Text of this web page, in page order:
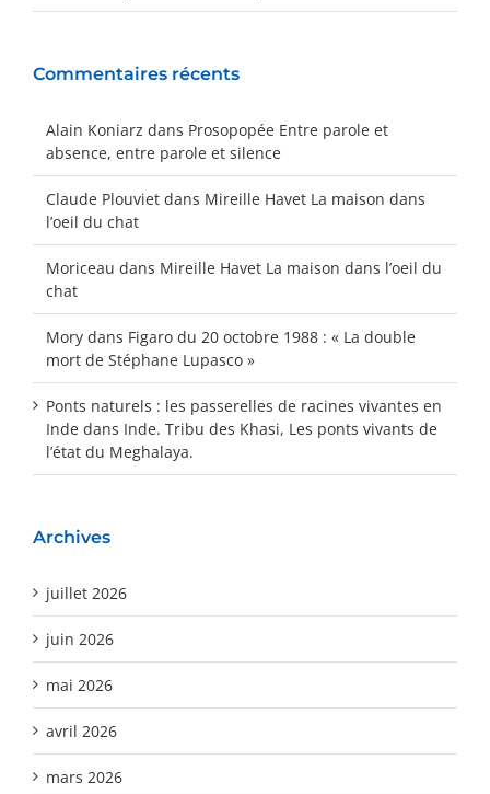
Commentaires récents
Alain Koniarz dans Prosopopée Entre parole et
absence, entre parole et silence
Claude Plouviet dans Mireille Havet La maison dans
l’oeil du chat
Moriceau dans Mireille Havet La maison dans l’oeil du
chat
Mory dans Figaro du 20 octobre 1988 : « La double
mort de Stéphane Lupasco »
Ponts naturels : les passerelles de racines vivantes en
Inde dans Inde. Tribu des Khasi, Les ponts vivants de
l’état du Meghalaya.
Archives
juillet 2026
juin 2026
mai 2026
avril 2026
mars 2026